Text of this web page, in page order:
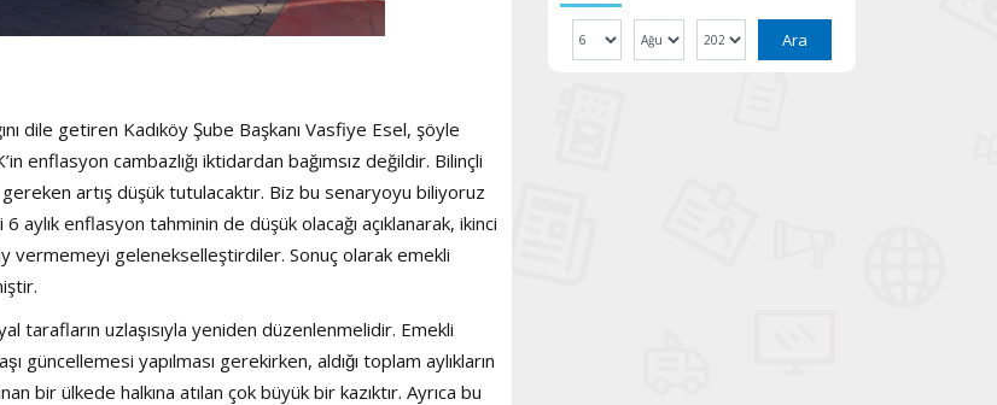
dile getiren Kadıköy Şube Başkanı Vasfiye Esel, şöyle
enflasyon cambazlığı iktidardan bağımsız değildir. Bilinçli
artış düşük tutulacaktır. Biz bu senaryoyu biliyoruz
enflasyon tahminin de düşük olacağı açıklanarak, ikinci
gelenekselleştirdiler. Sonuç olarak emekli
tarafların uzlaşısıyla yeniden düzenlenmelidir. Emekli
güncellemesi yapılması gerekirken, aldığı toplam aylıkların
bir ülkede halkına atılan çok büyük bir kazıktır. Ayrıca bu
Ara